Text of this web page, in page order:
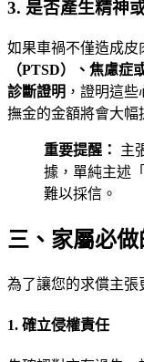
3. 是否產生精神
如果車禍不僅造成皮
（PTSD）、焦慮症
診斷證明 ，證明這
撫金的金額將會大幅
重要提醒：
主
據，單純主述
難以採信。
三、家屬必
為了讓您的求償主張
1. 確立侵權責任